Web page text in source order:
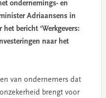
ondernemings- en
Adriaansens in
bericht ‘Werkgevers:
naar het
van ondernemers dat
brengt voor